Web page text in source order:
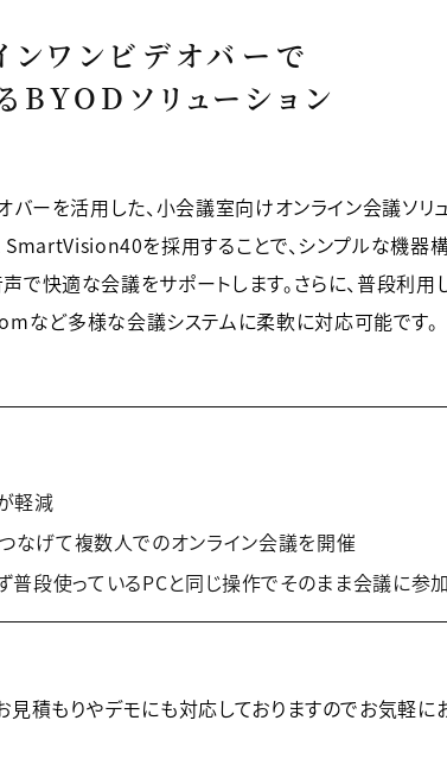
ンワンビデオバーで
BYODソリューション
ーを活用した、小会議室向けオンライン会議ソリ
SmartVision40を採用することで、シンプルな機器
快適な会議をサポートします。さらに、普段利用
など多様な会議システムに柔軟に対応可能です。
軽減
なげて複数人でのオンライン会議を開催
段使っているPCと同じ操作でそのまま会議に参加
見積もりやデモにも対応しておりますのでお気軽に